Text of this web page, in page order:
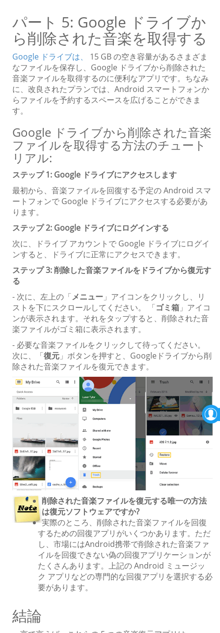
パート 5: Google ドライブか
ら削除された音楽を取得する
Google ドライブは、
15 GB の空き容量があるさまざま
なファイルを保存し、Google ドライブから削除された
音楽ファイルを取得するのに便利なアプリです。ちなみ
に、改良されたプランでは、Android スマートフォンか
らファイルを予約するスペースを広げることができま
す。
Google ドライブから削除された音楽
ファイルを取得する方法のチュート
リアル:
ステップ 1: Google ドライブにアクセスします
最初から、音楽ファイルを回復する予定の Android スマ
ートフォンで Google ドライブにアクセスする必要があ
ります。
ステップ 2: Google ドライブにログインする
次に、ドライブ アカウントで Google ドライブにログイ
ンすると、ドライブに正常にアクセスできます。
ステップ 3: 削除した音楽ファイルをドライブから復元す
る
- 次に、左上の「メニュー 」アイコンをクリックし、リ
ストを下にスクロールしてください。 「ゴミ箱 」アイコ
ンが表示されます。それをタップすると、削除された音
楽ファイルがゴミ箱に表示されます。
- 必要な音楽ファイルをクリックして待ってください。
次に、「復元 」ボタンを押すと、Googleドライブから削
除された音楽ファイルを復元できます。
削除された音楽ファイルを復元する唯一の方法
は復元ソフトウェアですか?
実際のところ、削除された音楽ファイルを回復
するための回復アプリがいくつかあります。ただ
し、市場にはAndroid携帯で削除された音楽ファ
イルを回復できない偽の回復アプリケーションが
たくさんあります。上記の Android ミュージッ
ク アプリなどの専門的な回復アプリを選択する必
要があります。
結論